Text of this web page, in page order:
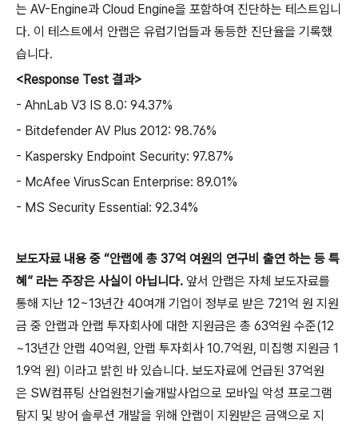
는 AV-Engine과 Cloud Engine을 포함하여 진단하는 테스트입니
다. 이 테스트에서 안랩은 유럽기업들과 동등한 진단율을 기록했
습니다.
<Response Test 결과>
- AhnLab V3 IS 8.0: 94.37%
- Bitdefender AV Plus 2012: 98.76%
- Kaspersky Endpoint Security: 97.87%
- McAfee VirusScan Enterprise: 89.01%
- MS Security Essential: 92.34%
보도자료 내용 중 “안랩에 총 37억 여원의 연구비 출연 하는 등 특
혜” 라는 주장은 사실이 아닙니다. 앞서 안랩은 자체 보도자료를
통해 지난 12~13년간 40여개 기업이 정부로 받은 721억 원 지원
금 중 안랩과 안랩 투자회사에 대한 지원금은 총 63억원 수준(12
~13년간 안랩 40억원, 안랩 투자회사 10.7억원, 미집행 지원금 1
1.9억 원) 이라고 밝힌 바 있습니다. 보도자료에 언급된 37억원
은 SW컴퓨팅 산업원천기술개발사업으로 모바일 악성 프로그램
탐지 및 방어 솔루션 개발을 위해 안랩이 지원받은 금액으로 지